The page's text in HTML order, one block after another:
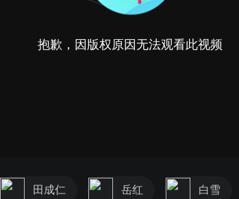
抱歉，因版权原因无法观看此视频
田成仁 岳红 白雪